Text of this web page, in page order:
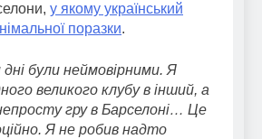
у якому український
поразки.
були неймовірними. Я
великого клубу в інший, а
гру в Барселоні… Це
Я не робив надто